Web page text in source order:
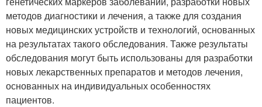
методов диагностики и лечения, а также для создания
новых медицинских устройств и технологий, основанных
на результатах такого обследования. Также результаты
обследования могут быть использованы для разработки
новых лекарственных препаратов и методов лечения,
основанных на индивидуальных особенностях
пациентов.